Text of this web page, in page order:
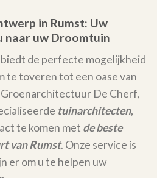
in Rumst: Uw
uw Droomtuin
de perfecte mogelijkheid
te toveren tot een oase van
Groenarchitectuur De Cherf,
tuinarchitecten,
te komen met de beste
van Rumst. Onze service is
er om u te helpen uw